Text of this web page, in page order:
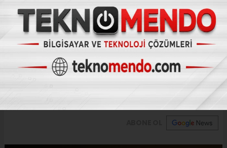
oldu
ASAYIŞ
(İHA) - İhlas Haber Ajansı | 31.07.2024 - 10:33, Güncelleme: 31.07.2024
- 10:07
Kuru ot yangını korkuya neden oldu